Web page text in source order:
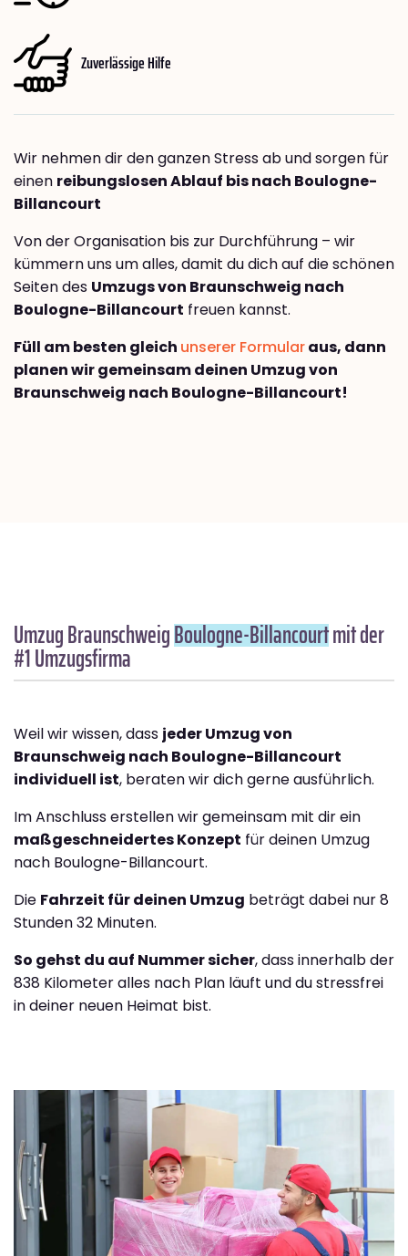
Zuverlässige Hilfe
Wir nehmen dir den ganzen Stress ab und sorgen für
einen reibungslosen Ablauf bis nach Boulogne-
Billancourt
Von der Organisation bis zur Durchführung – wir
kümmern uns um alles, damit du dich auf die schönen
Seiten des Umzugs von Braunschweig nach
Boulogne-Billancourt freuen kannst.
Füll am besten gleich unserer Formularaus, dann
planen wir gemeinsam deinen Umzug von
Braunschweig nach Boulogne-Billancourt!
Umzug BraunschweigBoulogne-Billancourtmit der
#1 Umzugsfirma
Weil wir wissen, dass jeder Umzug von
Braunschweig nach Boulogne-Billancourt
individuell ist, beraten wir dich gerne ausführlich.
Im Anschluss erstellen wir gemeinsam mit dir ein
maßgeschneidertes Konzept für deinen Umzug
nach Boulogne-Billancourt.
Die Fahrzeit für deinen Umzug beträgt dabei nur 8
Stunden 32 Minuten.
So gehst du auf Nummer sicher, dass innerhalb der
838 Kilometer alles nach Plan läuft und du stressfrei
in deiner neuen Heimat bist.